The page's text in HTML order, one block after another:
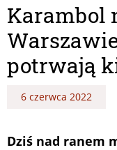
Karambol
potrwają
6 czerwca 2022
Dziś nad ranem